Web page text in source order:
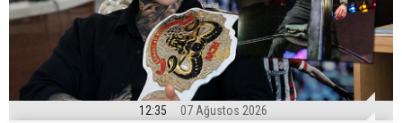
12:35 07 Ağustos 2026